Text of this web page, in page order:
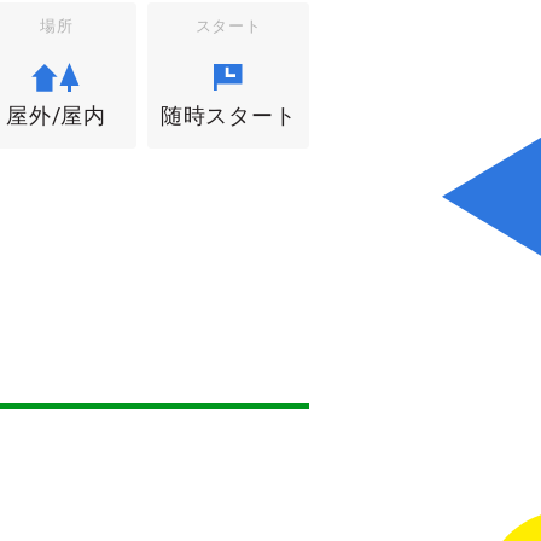
場所
屋外/屋内
スタート
随時スタート